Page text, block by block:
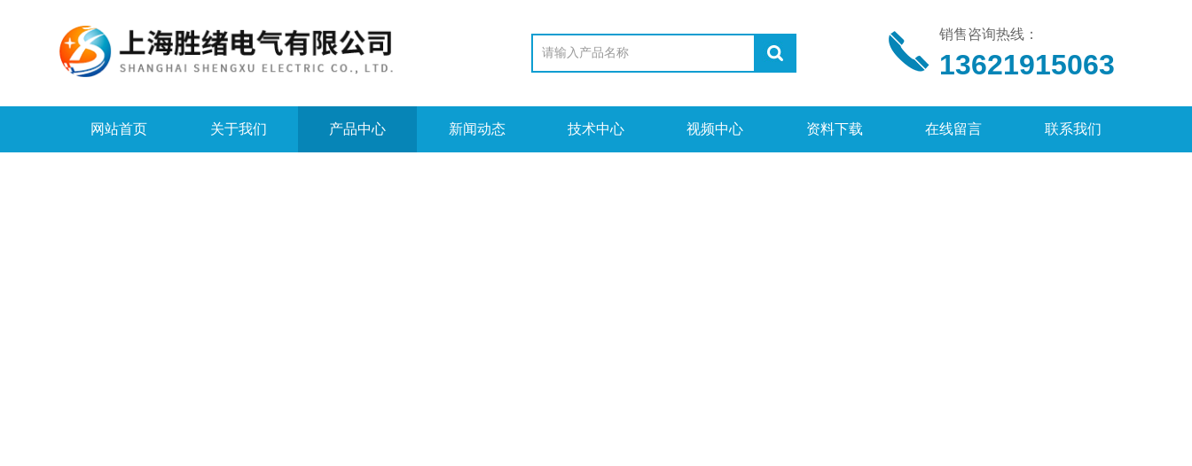
销售咨询热线：
13621915063
网站首页 关于我们 产品中心 新闻动态 技术中心 视频中心 资料下载 在线留言 联系我们